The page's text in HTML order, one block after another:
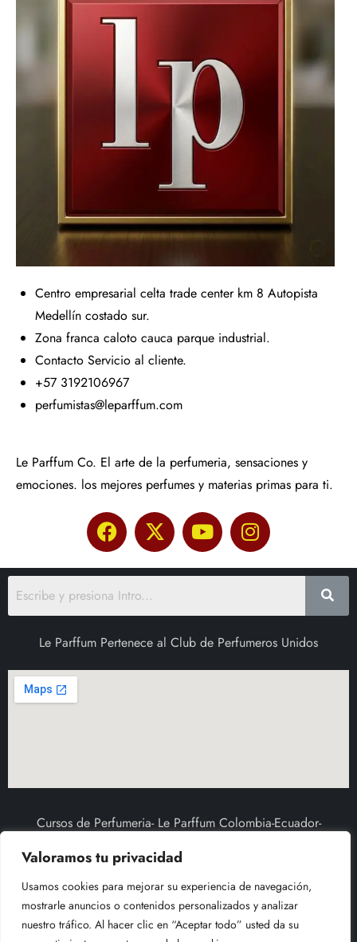
Valoramos tu privacidad
Usamos cookies para mejorar su experiencia de navegación,
mostrarle anuncios o contenidos personalizados y analizar
nuestro tráfico. Al hacer clic en “Aceptar todo” usted da su
Centro empresarial celta trade center km 8 Autopista
Medellín costado sur.
Zona franca caloto cauca parque industrial.
Contacto Servicio al cliente.
+57 3192106967
perfumistas@leparffum.com
Le Parffum Co. El arte de la perfumeria, sensaciones y
emociones. los mejores perfumes y materias primas para ti.
Le Parffum Pertenece al Club de Perfumeros Unidos
Cursos de Perfumeria- Le Parffum Colombia-Ecuador-
Mexico-Estados Unidos